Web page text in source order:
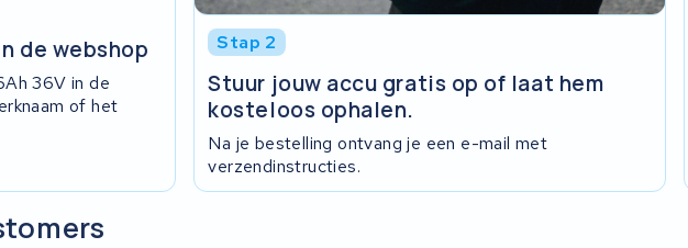
de webshop
36V in de
of het
Stap 2
Stuur jouw accu gratis op of laat hem
kosteloos ophalen.
Na je bestelling ontvang je een e-mail met
verzendinstructies.